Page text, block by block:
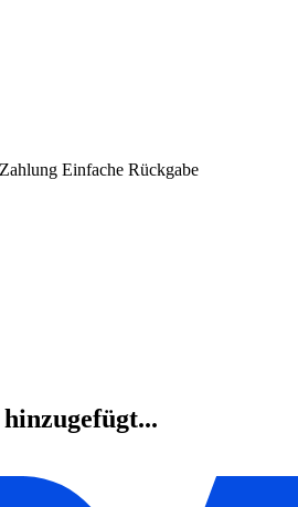
Einfache Rückgabe